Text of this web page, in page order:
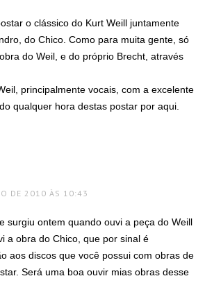
o clássico do Kurt Weill juntamente
do Chico. Como para muita gente, só
do Weil, e do próprio Brecht, através
principalmente vocais, com a excelente
qualquer hora destas postar por aqui.
DE 2010 ÀS 10:43
surgiu ontem quando ouvi a peça do Weill
a obra do Chico, que por sinal é
aos discos que você possui com obras de
Será uma boa ouvir mias obras desse